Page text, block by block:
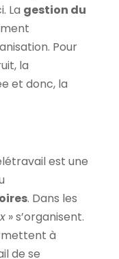
La gestion du
Pour
la
et donc, la
est une
. Dans les
» s’organisent.
à
de se